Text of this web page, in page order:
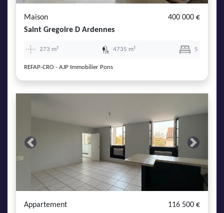
Maison
400 000 €
Saint Gregoire D Ardennes
273 m² 4735 m² 5
REFAP-CRO - AJP Immobilier Pons
Previous Next
Appartement
116 500 €